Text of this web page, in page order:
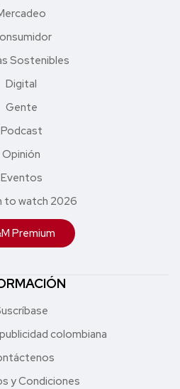
Sostenibles
Digital
Gente
Podcast
Opinión
Eventos
to watch 2026
Premium
colombiana
y Condiciones